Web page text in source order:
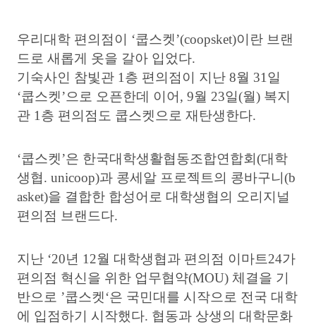
우리대학 편의점이 ‘쿱스켓’(coopsket)이란 브랜
드로 새롭게 옷을 갈아 입었다.
기숙사인 참빛관 1 층 편의점이 지난 8월 31 일
‘쿱스켓’으로 오픈한데 이어, 9월 23일(월) 복지
관 1 층 편의점도 쿱스켓으로 재탄생한다.
‘쿱스켓’은 한국대학생활협동조합연합회(대학
생협. unicoop)과 콩세알 프로젝트의 콩바구니(b
asket)을 결합한 합성어로 대학생협의 오리지널
편의점 브랜드다.
지난 ‘20년 12월 대학생협과 편의점 이마트24가
편의점 혁신을 위한 업무협약(MOU) 체결을 기
반으로 ’쿱스켓‘은 국민대를 시작으로 전국 대학
에 입점하기 시작했다. 협동과 상생의 대학문화